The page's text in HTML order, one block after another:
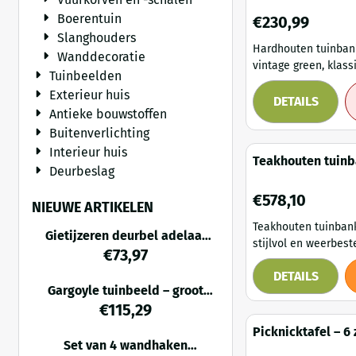
Boerentuin
Slanghouders
Wanddecoratie
Tuinbeelden
Exterieur huis
Antieke bouwstoffen
Buitenverlichting
Interieur huis
Deurbeslag
NIEUWE ARTIKELEN
Gietijzeren deurbel adelaar
XL – klassieke deurbel – 30
cm
€73,97
Gargoyle tuinbeeld – groot
stenen figuur – 42 cm breed
€115,29
Set van 4 wandhaken
green
Prijs: 230,99
€230,99
Hardhouten
vintage green,
voor buiten. Deze inklapbare
tuinbank van
vintage green
elegantie met
versterkt door de
comfortabel
acacia hardhout
DETAILS
Teakhouten
Prijs: 578,10
€578,10
Teakhouten
stijlvol en
stijlvolle tuinbank
hoogwaardig
charmante en
Met een breedte
de bank een
DETAILS
Picknicktafel – 6